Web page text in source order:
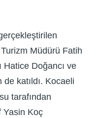
Müdürü Fatih
Hatice Doğancı ve
katıldı. Kocaeli
tarafından
Yasin Koç